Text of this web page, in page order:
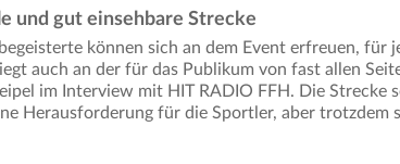
und gut einsehbare Strecke
können sich an dem Event erfreuen, für
auch an der für das Publikum von fast allen
im Interview mit HIT RADIO FFH. Die Strecke
Herausforderung für die Sportler, aber trotzdem